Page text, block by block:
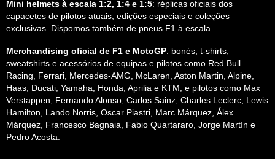
Mini helmets à escala 1:2, 1:4 e 1:5: réplicas oficiais dos
capacetes de pilotos atuais, edições especiais e coleções
exclusivas. Dispomos também de pneus F1 à escala.
Merchandising oficial de F1 e MotoGP: bonés, t-shirts,
sweatshirts e acessórios de equipas e pilotos como Red Bull
Racing, Ferrari, Mercedes-AMG, McLaren, Aston Martin, Alpine,
Haas, Ducati, Yamaha, Honda, Aprilia e KTM, e pilotos como Max
Verstappen, Fernando Alonso, Carlos Sainz, Charles Leclerc, Lewis
Hamilton, Lando Norris, Oscar Piastri, Marc Márquez, Álex
Márquez, Francesco Bagnaia, Fabio Quartararo, Jorge Martín e
Pedro Acosta.